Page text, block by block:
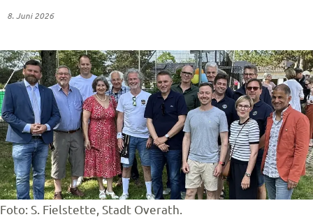
8. Juni 2026
Foto: S. Fielstette, Stadt Overath.